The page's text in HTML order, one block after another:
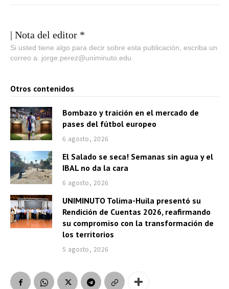
| Nota del editor *
Si usted tiene algo para decir sobre esta publicación, escriba un
correo a: jorge.perez@uniminuto.edu
Otros contenidos
Bombazo y traición en el mercado de
pases del fútbol europeo
6 agosto, 2026
El Salado se seca! Semanas sin agua y el
IBAL no da la cara
6 agosto, 2026
UNIMINUTO Tolima-Huila presentó su
Rendición de Cuentas 2026, reafirmando
su compromiso con la transformación de
los territorios
5 agosto, 2026